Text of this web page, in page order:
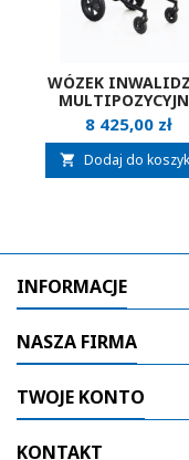
WÓZEK
NEATECH TALLY
OUTDOOR
Cena
8 425,00 zł
 Dodaj do
INFORMACJE
NASZA FIRMA
TWOJE KONTO
KONTAKT